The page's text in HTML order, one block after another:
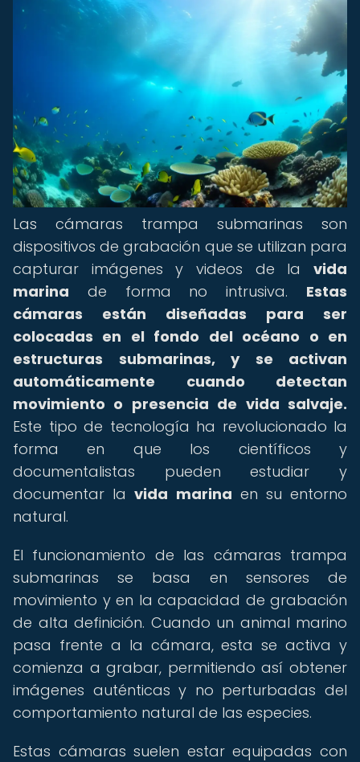
Las cámaras trampa submarinas son
dispositivos de grabación que se utilizan para
capturar imágenes y videos de la vida
marina de forma no intrusiva. Estas
cámaras están diseñadas para ser
colocadas en el fondo del océano o en
estructuras submarinas, y se activan
automáticamente cuando detectan
movimiento o presencia de vida salvaje.
Este tipo de tecnología ha revolucionado la
forma en que los científicos y
documentalistas pueden estudiar y
documentar lavida marina en su entorno
natural.
El funcionamiento de las cámaras trampa
submarinas se basa en sensores de
movimiento y en la capacidad de grabación
de alta definición. Cuando un animal marino
pasa frente a la cámara, esta se activa y
comienza a grabar, permitiendo así obtener
imágenes auténticas y no perturbadas del
comportamiento natural de las especies.
Estas cámaras suelen estar equipadas con